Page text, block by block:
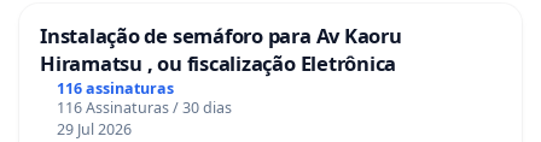
Instalação de semáforo para Av Kaoru
Hiramatsu , ou fiscalização Eletrônica
116 assinaturas
116 Assinaturas / 30 dias
29 Jul 2026